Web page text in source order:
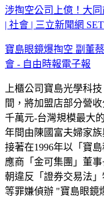
涉掏空公司上億！大
| 社會 | 三立新聞網
寶島眼鏡爆掏空 副董
會 - 自由時報電子報
上櫃公司寶島光學科
間，將加盟店部分營
千萬元-台灣規模最大
年間由陳國富夫婦家
接著在1996年以「寶
應商「金可集團」董
朝違反「證券交易法
等罪嫌偵辦 "寶島眼鏡